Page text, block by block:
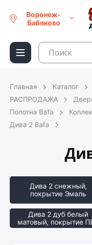
Воронеж-
Бабяково
Главная Каталог
РАСПРОДАЖА
Полотна Bafa
Дива 2 Bafa
Дива 2 снежный,
покрытие Эмаль
Дива 2 дуб белый
матовый, покрытие